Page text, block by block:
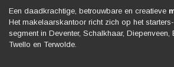
Een daadkrachtige, betrouwbare en creatieve
Het makelaarskantoor richt zich op het
segment in Deventer, Schalkhaar, Diepenveen,
Twello en Terwolde.